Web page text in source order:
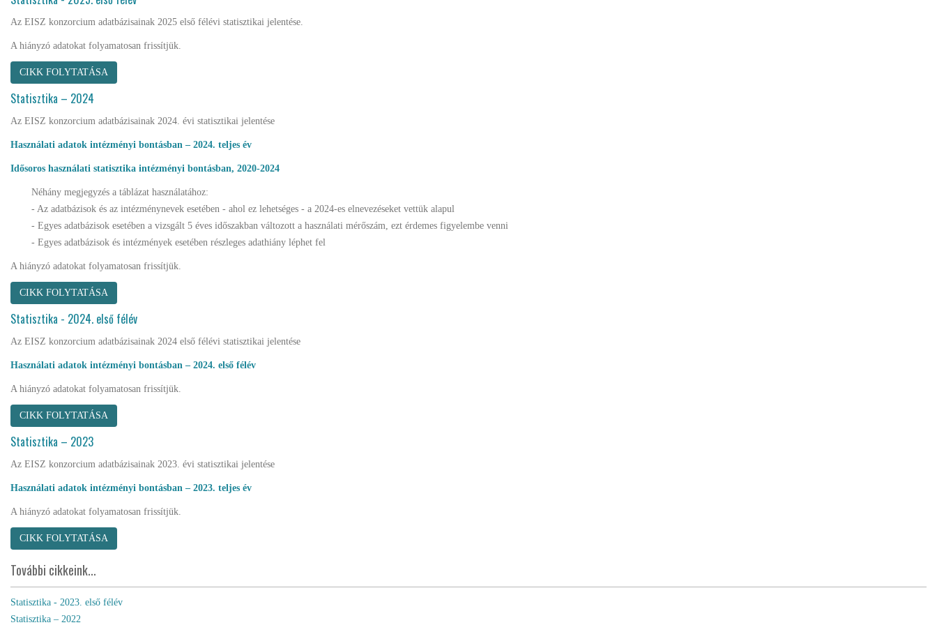
Az EISZ konzorcium adatbázisainak 2025 első félévi statisztikai jelentése.
A hiányzó adatokat folyamatosan frissítjük.
CIKK FOLYTATÁSA
Statisztika – 2024
Az EISZ konzorcium adatbázisainak 2024. évi statisztikai jelentése
Használati adatok intézményi bontásban – 2024. teljes év
Idősoros használati statisztika intézményi bontásban, 2020-2024
Néhány megjegyzés a táblázat használatához:
- Az adatbázisok és az intézménynevek esetében - ahol ez lehetséges - a 2024-es elnevezéseket vettük alapul
- Egyes adatbázisok esetében a vizsgált 5 éves időszakban változott a használati mérőszám, ezt érdemes figyelembe venni
- Egyes adatbázisok és intézmények esetében részleges adathiány léphet fel
A hiányzó adatokat folyamatosan frissítjük.
CIKK FOLYTATÁSA
Statisztika - 2024. első félév
Az EISZ konzorcium adatbázisainak 2024 első félévi statisztikai jelentése
Használati adatok intézményi bontásban – 2024. első félév
A hiányzó adatokat folyamatosan frissítjük.
CIKK FOLYTATÁSA
Statisztika – 2023
Az EISZ konzorcium adatbázisainak 2023. évi statisztikai jelentése
Használati adatok intézményi bontásban – 2023. teljes év
A hiányzó adatokat folyamatosan frissítjük.
CIKK FOLYTATÁSA
További cikkeink...
Statisztika - 2023. első félév
Statisztika – 2022